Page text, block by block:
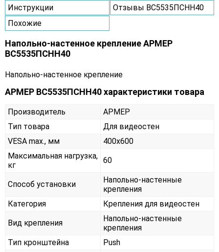
Инструкции
Отзывы ВС5535ПСНН40
Похожие
Напольно-настенное крепление АРМЕР
ВС5535ПСНН40
Напольно-настенное крепление
АРМЕР ВС5535ПСНН40 характеристики товара
Производитель
АРМЕР
Тип товара
Для видеостен
VESA max., мм
400х600
Максимальная нагрузка,
кг
60
Способ установки
Напольно-настенные
крепления
Категория
Крепления для видеостен
Вид крепления
Напольно-настенные
крепления
Тип кронштейна
Push